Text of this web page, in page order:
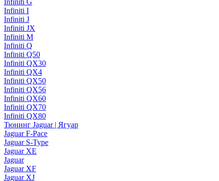
Infiniti G
Infiniti I
Infiniti J
Infiniti JX
Infiniti M
Infiniti Q
Infiniti Q50
Infiniti QX30
Infiniti QX4
Infiniti QX50
Infiniti QX56
Infiniti QX60
Infiniti QX70
Infiniti QX80
Тюнинг Jaguar | Ягуар
Jaguar F-Pace
Jaguar S-Type
Jaguar XE
Jaguar
Jaguar XF
Jaguar XJ